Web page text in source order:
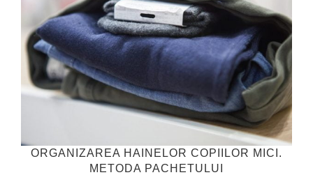
ORGANIZAREA HAINELOR COPIILOR MICI.
METODA PACHETULUI